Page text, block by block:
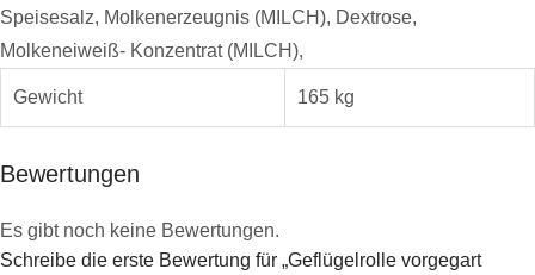
Speisesalz, Molkenerzeugnis (MILCH), Dextrose,
Molkeneiweiß- Konzentrat (MILCH),
Gewicht 165 kg
Bewertungen
Es gibt noch keine Bewertungen.
Schreibe die erste Bewertung für „Geflügelrolle vorgegart